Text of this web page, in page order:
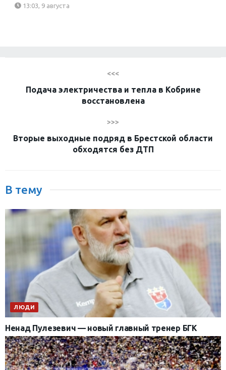
13:03, 9 августа
<<<
Подача электричества и тепла в Кобрине
восстановлена
>>>
Вторые выходные подряд в Брестской области
обходятся без ДТП
В тему
ЛЮДИ
Ненад Пулезевич — новый главный тренер БГК